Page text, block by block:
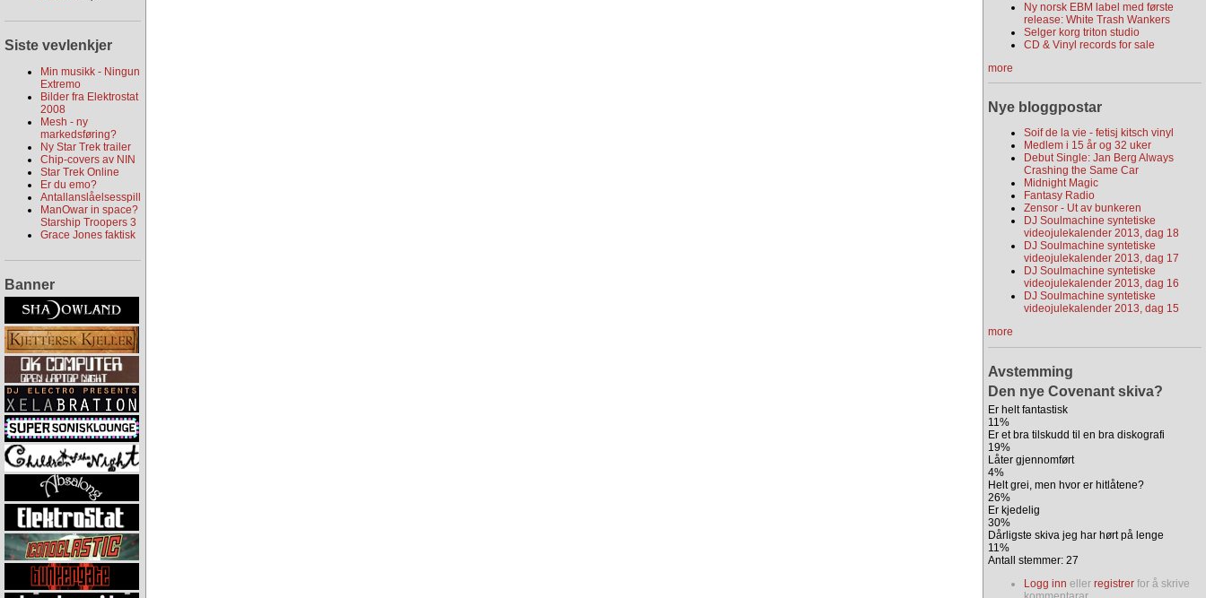
Siste vevlenkjer
Min musikk - Ningun
Extremo
Bilder fra Elektrostat
2008
Mesh - ny
markedsføring?
Ny Star Trek trailer
Chip-covers av NIN
Star Trek Online
Er du emo?
Antallanslåelsesspill
ManOwar in space?
Starship Troopers 3
Grace Jones faktisk
Banner
Ny norsk EBM label med første
release: White Trash Wankers
Selger korg triton studio
CD & Vinyl records for sale
more
Nye bloggpostar
Soif de la vie - fetisj kitsch vinyl
Medlem i 15 år og 32 uker
Debut Single: Jan Berg Always
Crashing the Same Car
Midnight Magic
Fantasy Radio
Zensor - Ut av bunkeren
DJ Soulmachine syntetiske
videojulekalender 2013, dag 18
DJ Soulmachine syntetiske
videojulekalender 2013, dag 17
DJ Soulmachine syntetiske
videojulekalender 2013, dag 16
DJ Soulmachine syntetiske
videojulekalender 2013, dag 15
more
Avstemming
Den nye Covenant skiva?
Er helt fantastisk
11%
Er et bra tilskudd til en bra diskografi
19%
Låter gjennomført
4%
Helt grei, men hvor er hitlåtene?
26%
Er kjedelig
30%
Dårligste skiva jeg har hørt på lenge
11%
Antall stemmer: 27
Logg inn eller registrer for å skrive